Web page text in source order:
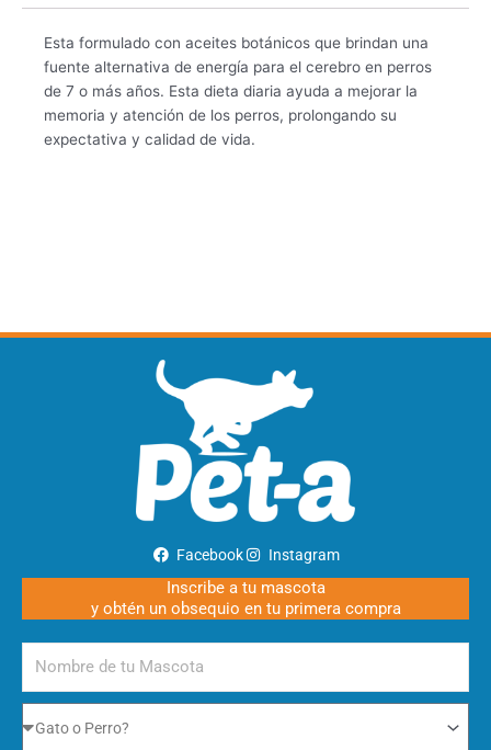
Esta formulado con aceites botánicos que brindan una
fuente alternativa de energía para el cerebro en perros
de 7 o más años. Esta dieta diaria ayuda a mejorar la
memoria y atención de los perros, prolongando su
expectativa y calidad de vida.
Facebook Instagram
Inscribe a tu mascota
y obtén un obsequio en tu primera compra
de
tu
Mascota